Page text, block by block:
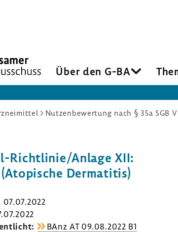
Über den G-BA
Nutzenbewertung nach § 35a SGB
​Richtlinie/Anlage XII:
Derma­titis)
07.07.2022
BAnz AT 09.08.2022 B1